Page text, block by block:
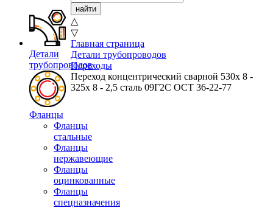
Детали
трубопроводов
Фланцы
Фланцы
стальные
Фланцы
нержавеющие
Фланцы
оцинкованные
Фланцы
спецназначения
△
▽
Главная страница
Детали трубопроводов
Переходы
Переход концентрический сварной 530х 8 -
325х 8 - 2,5 сталь 09Г2С ОСТ 36-22-77